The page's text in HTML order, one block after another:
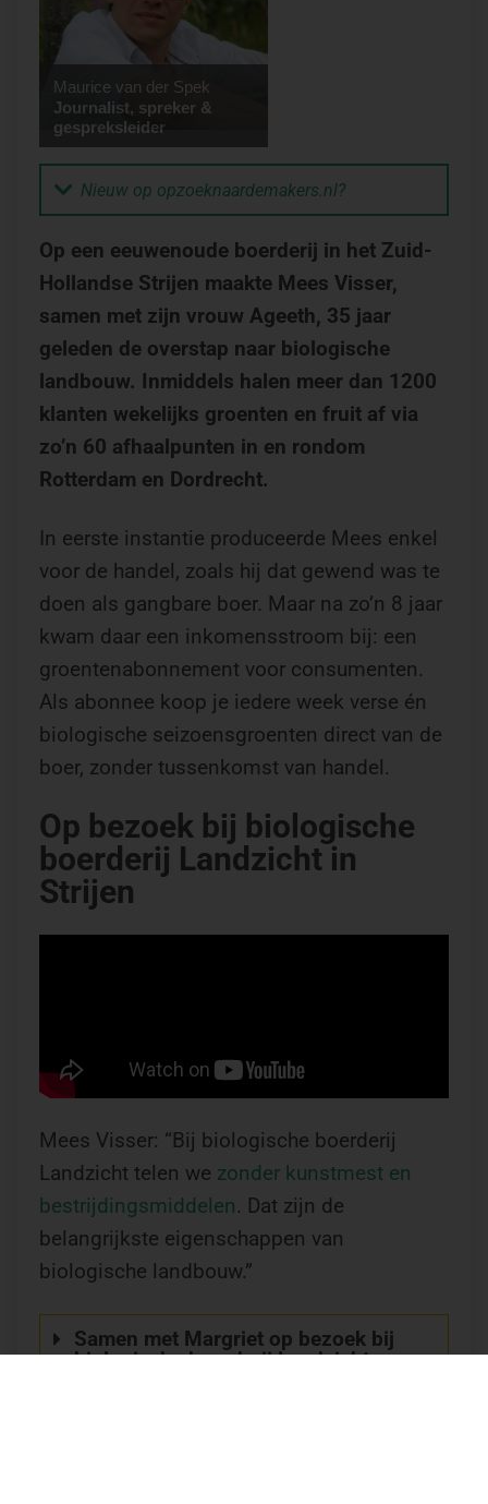
Maurice van der Spek
Journalist, spreker &
gespreksleider
Nieuw op opzoeknaardemakers.nl?
Op een eeuwenoude boerderij in het Zuid-
Hollandse Strijen maakte Mees Visser,
samen met zijn vrouw Ageeth, 35 jaar
geleden de overstap naar biologische
landbouw. Inmiddels halen meer dan 1200
klanten wekelijks groenten en fruit af via
zo’n 60 afhaalpunten in en rondom
Rotterdam en Dordrecht.
In eerste instantie produceerde Mees enkel
voor de handel, zoals hij dat gewend was te
doen als gangbare boer. Maar na zo’n 8 jaar
kwam daar een inkomensstroom bij: een
groentenabonnement voor consumenten.
Als abonnee koop je iedere week verse én
biologische seizoensgroenten direct van de
boer, zonder tussenkomst van handel.
Op bezoek bij biologische
boerderij Landzicht in
Strijen
Mees Visser: “Bij biologische boerderij
Landzicht telen we zonder kunstmest en
bestrijdingsmiddelen. Dat zijn de
belangrijkste eigenschappen van
biologische landbouw.”
Samen met Margriet op bezoek bij
biologische boerderij Landzicht